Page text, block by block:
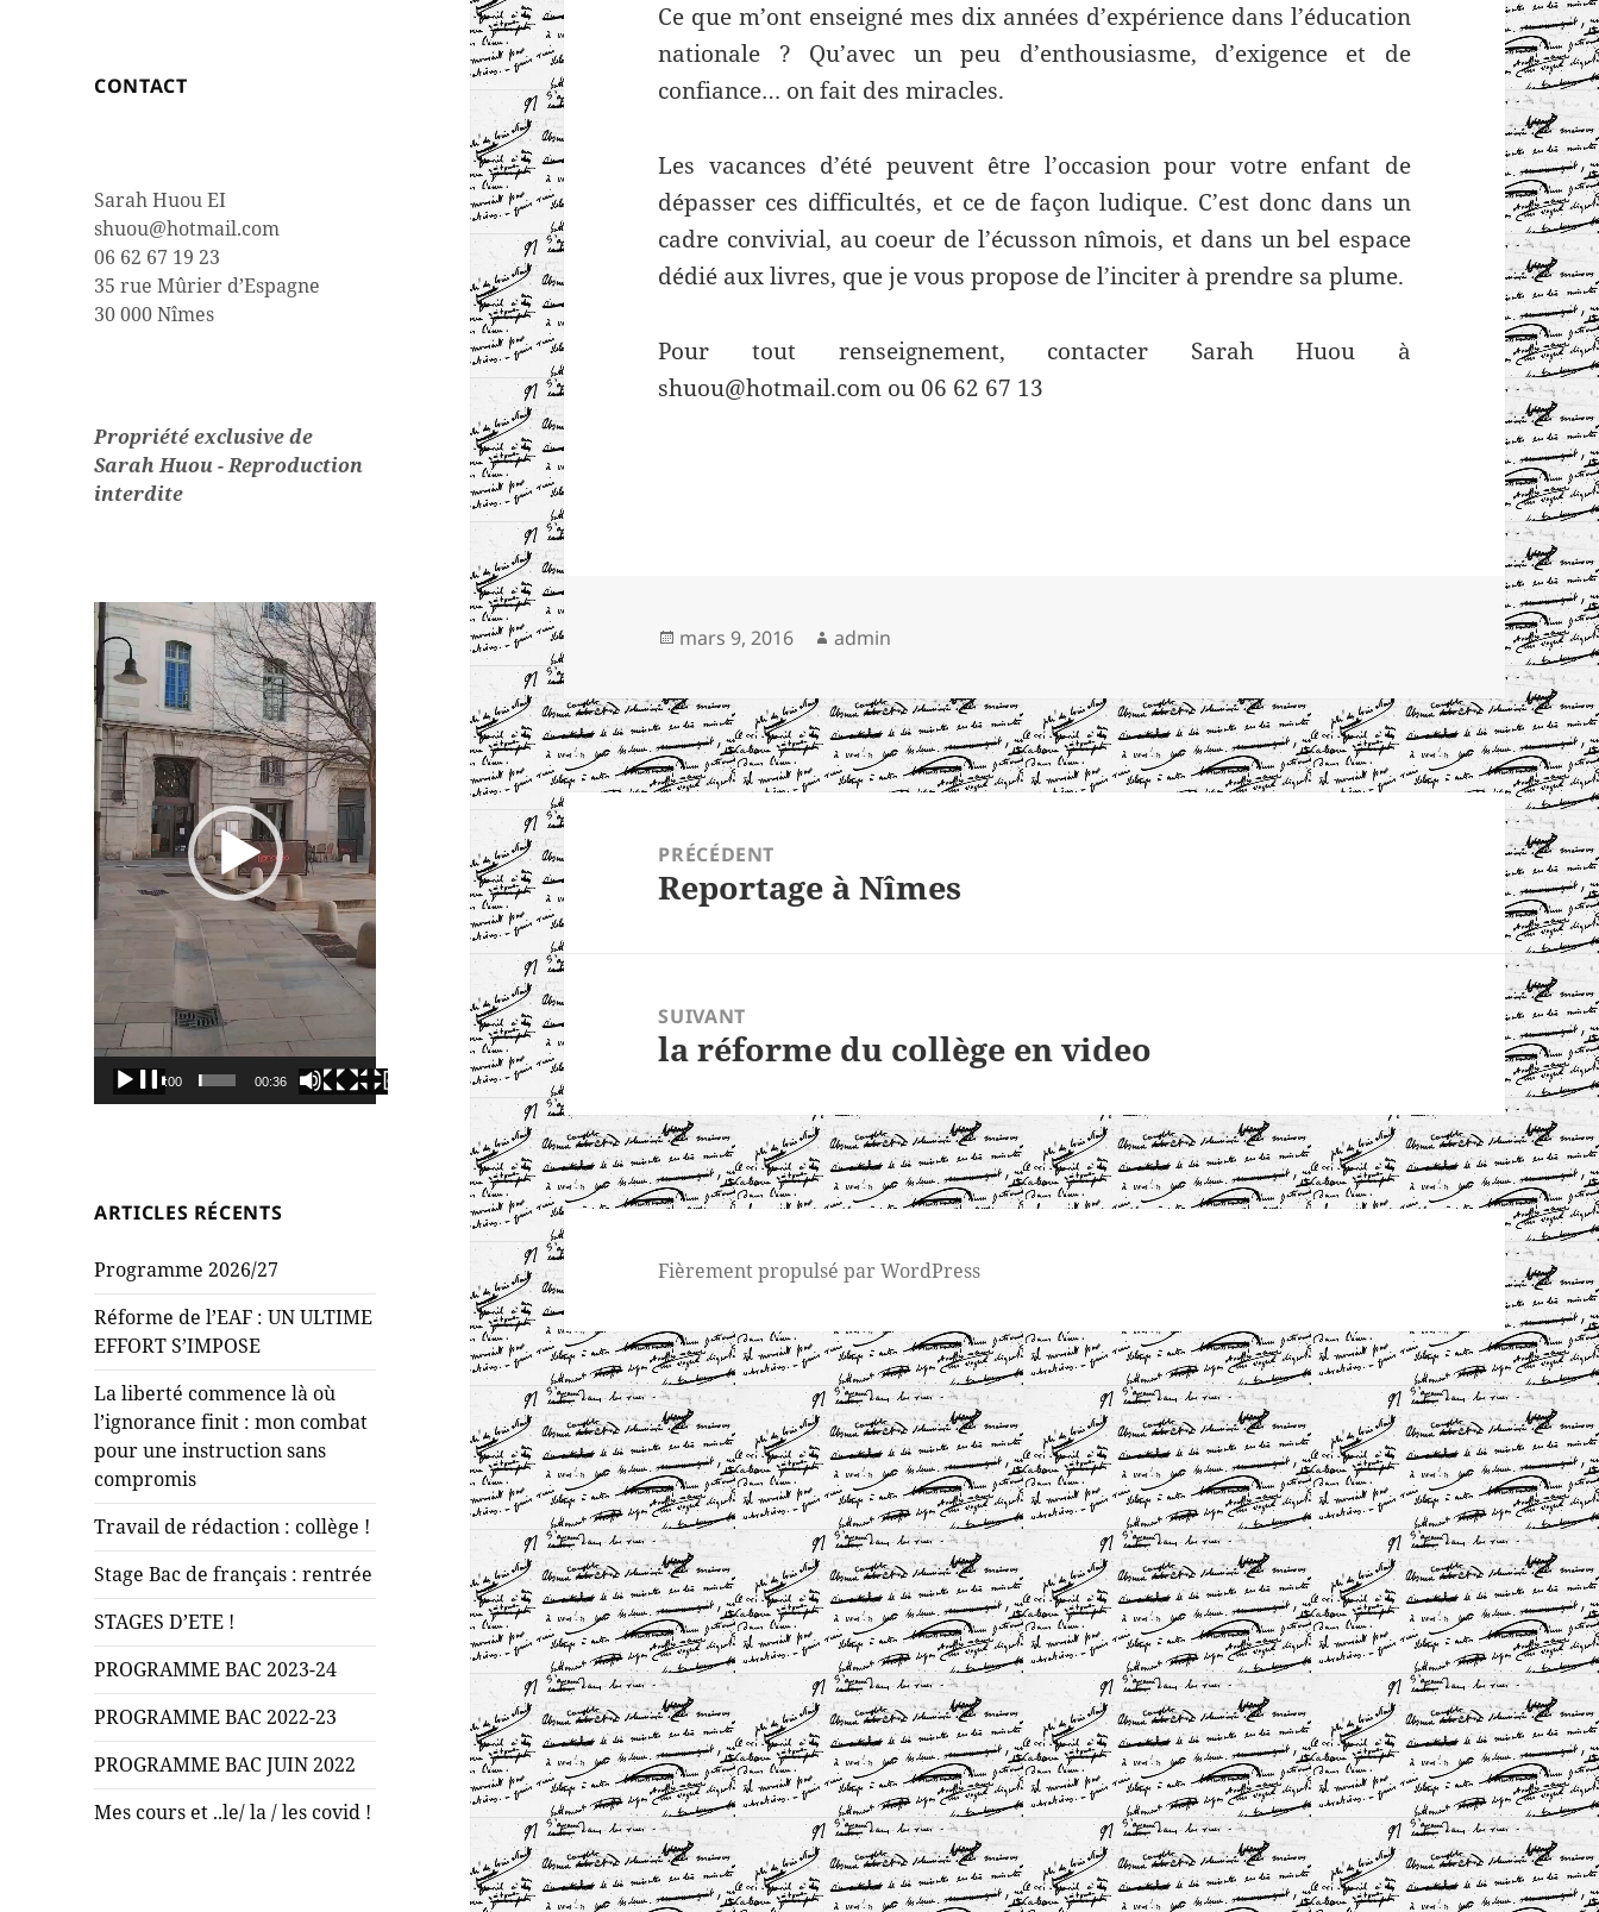
CONTACT
Sarah Huou EI
shuou@hotmail.com
06 62 67 19 23
35 rue Mûrier d’Espagne
30 000 Nîmes
Propriété exclusive de
Sarah Huou - Reproduction
interdite
Lecteur
vidéo
00:00 00:36
ARTICLES RÉCENTS
Programme 2026/27
Réforme de l’EAF : UN ULTIME
EFFORT S’IMPOSE
La liberté commence là où
l’ignorance finit : mon combat
pour une instruction sans
compromis
Travail de rédaction : collège !
Stage Bac de français : rentrée
STAGES D’ETE !
PROGRAMME BAC 2023-24
PROGRAMME BAC 2022-23
PROGRAMME BAC JUIN 2022
Mes cours et ..le/ la / les covid !
Ce que m’ont enseigné mes dix années d’expérience dans l’éducation
nationale ? Qu’avec un peu d’enthousiasme, d’exigence et de
confiance… on fait des miracles.
Les vacances d’été peuvent être l’occasion pour votre enfant de
dépasser ces difficultés, et ce de façon ludique. C’est donc dans un
cadre convivial, au coeur de l’écusson nîmois, et dans un bel espace
dédié aux livres, que je vous propose de l’inciter à prendre sa plume.
Pour tout renseignement, contacter Sarah Huou à
shuou@hotmail.com ou 06 62 67 13
Publié
mars 9, 2016 Auteur
admin
Navigation
l’article
PRÉCÉDENT
Article
Reportage à Nîmes
SUIVANT
Article
la réforme du collège en video
Fièrement propulsé par WordPress